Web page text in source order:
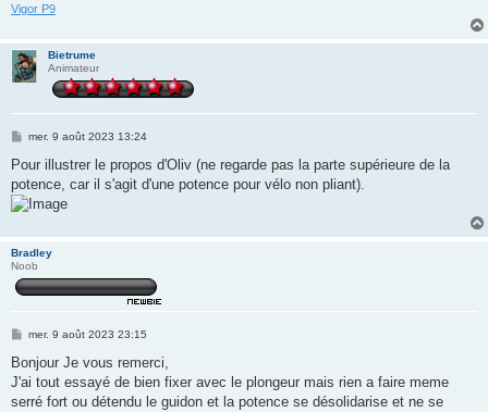
Vigor P9
Bietrume
Animateur
M
s
a
g
e
mer. 9 août 2023 13:24
Pour illustrer le propos d'Oliv (ne regarde pas la parte supérieure de la
potence, car il s'agit d'une potence pour vélo non pliant).
Bradley
Noob
M
s
a
g
mer. 9 août 2023 23:15
Bonjour Je vous remerci,
J'ai tout essayé de bien fixer avec le plongeur mais rien a faire meme
serré fort ou détendu le guidon et la potence se désolidarise et ne se